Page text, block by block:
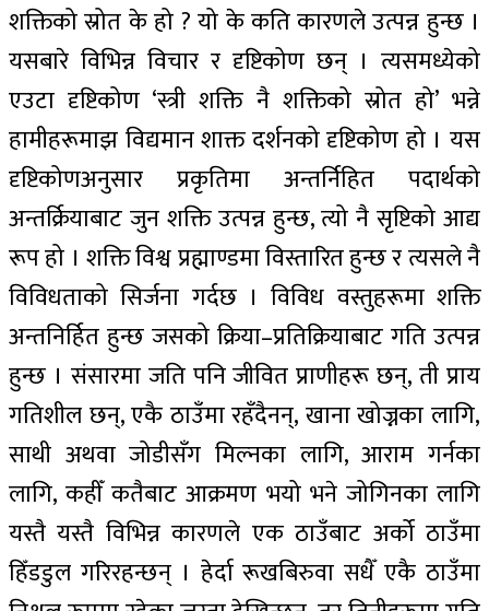
शक्तिको स्रोत के हो ? यो के कति कारणले उत्पन्न हुन्छ ।
यसबारे विभिन्न विचार र दृष्टिकोण छन् । त्यसमध्येको
एउटा दृष्टिकोण ‘स्त्री शक्ति नै शक्तिको स्रोत हो’ भन्ने
हामीहरूमाझ विद्यमान शाक्त दर्शनको दृष्टिकोण हो । यस
दृष्टिकोणअनुसार प्रकृतिमा अन्तर्निहित पदार्थको
अन्तर्क्रियाबाट जुन शक्ति उत्पन्न हुन्छ, त्यो नै सृष्टिको आद्य
रूप हो । शक्ति विश्व प्रह्माण्डमा विस्तारित हुन्छ र त्यसले नै
विविधताको सिर्जना गर्दछ । विविध वस्तुहरूमा शक्ति
अन्तनिर्हित हुन्छ जसको क्रिया–प्रतिक्रियाबाट गति उत्पन्न
हुन्छ । संसारमा जति पनि जीवित प्राणीहरू छन्, ती प्राय
गतिशील छन्, एकै ठाउँमा रहँदैनन्, खाना खोज्नका लागि,
साथी अथवा जोडीसँग मिल्नका लागि, आराम गर्नका
लागि, कहीँ कतैबाट आक्रमण भयो भने जोगिनका लागि
यस्तै यस्तै विभिन्न कारणले एक ठाउँबाट अर्को ठाउँमा
हिँडडुल गरिरहन्छन् । हेर्दा रूखबिरुवा सधैँ एकै ठाउँमा